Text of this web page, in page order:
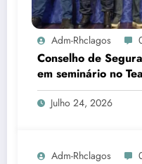
Adm-Rhclagos
Conselho de
em seminário no
Julho 24, 2026
Adm-Rhclagos